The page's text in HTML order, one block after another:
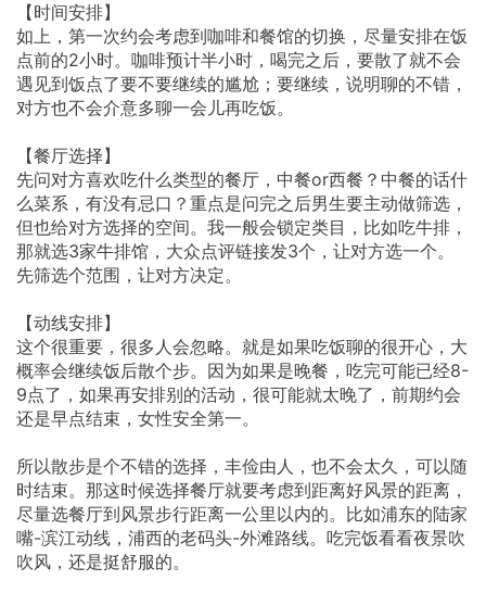
【时间安排】
如上，第一次约会考虑到咖啡和餐馆的切换，尽量安排在饭
点前的2小时。咖啡预计半小时，喝完之后，要散了就不会
遇见到饭点了要不要继续的尴尬；要继续，说明聊的不错，
对方也不会介意多聊一会儿再吃饭。
【餐厅选择】
先问对方喜欢吃什么类型的餐厅，中餐or西餐？中餐的话什
么菜系，有没有忌口？重点是问完之后男生要主动做筛选，
但也给对方选择的空间。我一般会锁定类目，比如吃牛排，
那就选3家牛排馆，大众点评链接发3个，让对方选一个。
先筛选个范围，让对方决定。
【动线安排】
这个很重要，很多人会忽略。就是如果吃饭聊的很开心，大
概率会继续饭后散个步。因为如果是晚餐，吃完可能已经8-
9点了，如果再安排别的活动，很可能就太晚了，前期约会
还是早点结束，女性安全第一。
所以散步是个不错的选择，丰俭由人，也不会太久，可以随
时结束。那这时候选择餐厅就要考虑到距离好风景的距离，
尽量选餐厅到风景步行距离一公里以内的。比如浦东的陆家
嘴-滨江动线，浦西的老码头-外滩路线。吃完饭看看夜景吹
吹风，还是挺舒服的。